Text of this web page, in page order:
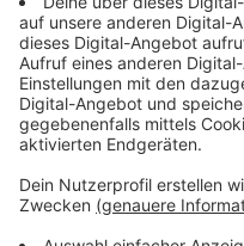
Frauen. Bundestag und
abschließend über die
Anzeige